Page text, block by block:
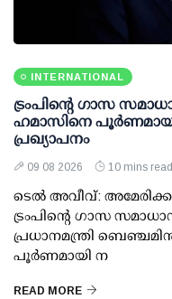
INTERNATIONAL
ട്രംപിന്റെ ഗാസ
ഹമാസിനെ
പ്രഖ്യാപനം
09 08 2026 10 mins read
ടെല്‍ അവീവ്:
ട്രംപിന്റെ ഗാസ
പ്രധാനമന്ത്രി
പൂര്‍ണമായി ന
READ MORE